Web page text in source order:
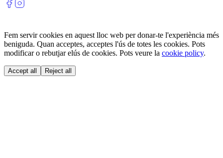
Fem servir cookies en aquest lloc web per donar-te l'experiència més
beniguda. Quan acceptes, acceptes l'ús de totes les cookies. Pots
modificar o rebutjar elús de cookies. Pots veure la cookie policy.
Accept all Reject all